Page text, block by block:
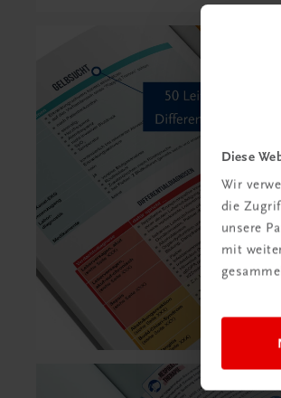
Diese
Wir
die
unsere
mit